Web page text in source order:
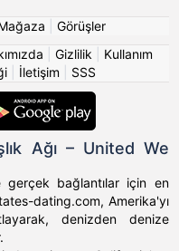
Görüşler
Gizlilik
Kullanım
| İletişim SSS
Ağı – United We
gerçek bağlantılar için en
dating.com, Amerika'yı
denizden denize